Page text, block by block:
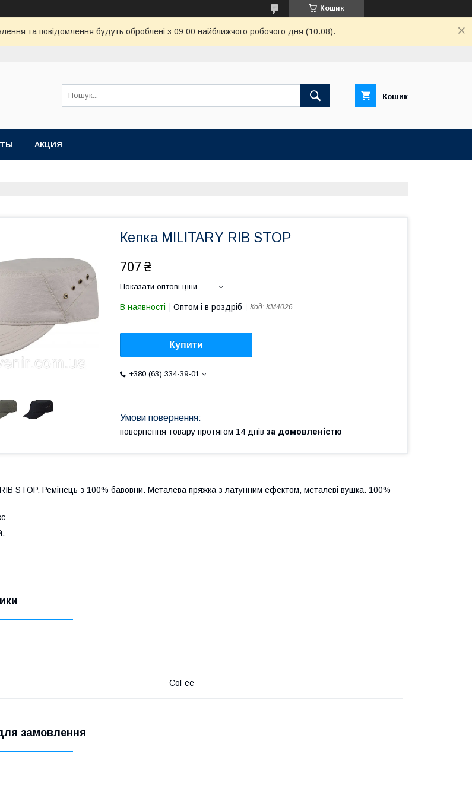
Кошик
та повідомлення будуть оброблені з 09:00 найближчого робочого дня (10.08).
Кошик
АКЦИЯ
Кепка MILITARY RIB STOP
707 ₴
Показати оптові ціни
В наявності Оптом і в роздріб Код: КМ4026
Купити
+380 (63) 334-39-01
повернення товару протягом 14 днів за домовленістю
STOP. Ремінець з 100% бавовни. Металева пряжка з латунним ефектом, металеві вушка. 100%
CoFee
замовлення